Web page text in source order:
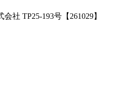
社 TP25-193号【261029】